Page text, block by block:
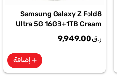
Samsung Galaxy Z Fold8
Ultra 5G 16GB+1TB Cream
Smartphone, SM-
F976BZWPMEA
ر.ق9,949.00
add إضافة